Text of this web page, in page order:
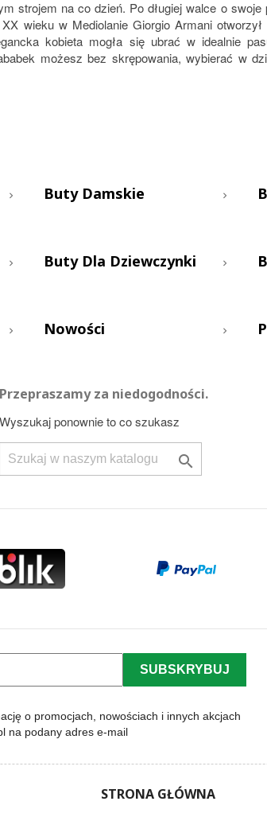
strojem na co dzień. Po długiej walce o
wieku w Mediolanie Giorgio Armani
kobieta mogła się ubrać w idealnie
możesz bez skrępowania, wybierać w
Buty Damskie
Buty Dla Dziewczynki
Nowości
Przepraszamy za niedogodności.
Wyszukaj ponownie to co szukasz

o promocjach, nowościach i innych akcjach
na podany adres e-mail
STRONA GŁÓWNA